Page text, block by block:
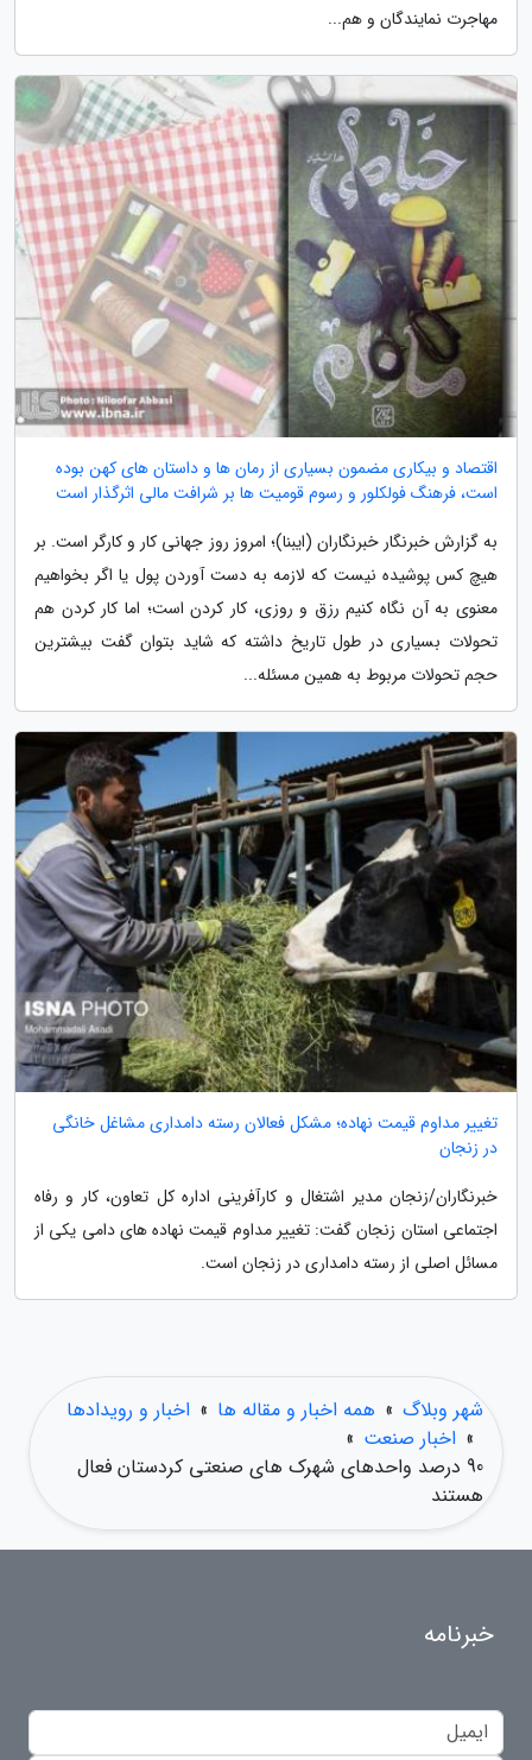
مهاجرت نمایندگان و هم...
اقتصاد و بیکاری مضمون بسیاری از رمان ها و داستان های کهن بوده
است، فرهنگ فولکلور و رسوم قومیت ها بر شرافت مالی اثرگذار است
به گزارش خبرنگار خبرنگاران (ایبنا)؛ امروز روز جهانی کار و کارگر است. بر
هیچ کس پوشیده نیست که لازمه به دست آوردن پول یا اگر بخواهیم
معنوی به آن نگاه کنیم رزق و روزی، کار کردن است؛ اما کار کردن هم
تحولات بسیاری در طول تاریخ داشته که شاید بتوان گفت بیشترین
حجم تحولات مربوط به همین مسئله...
تغییر مداوم قیمت نهاده؛ مشکل فعالان رسته دامداری مشاغل خانگی
در زنجان
خبرنگاران/زنجان مدیر اشتغال و کارآفرینی اداره کل تعاون، کار و رفاه
اجتماعی استان زنجان گفت: تغییر مداوم قیمت نهاده های دامی یکی از
مسائل اصلی از رسته دامداری در زنجان است.
شهر وبلاگ » همه اخبار و مقاله ها » اخبار و رویدادها
» اخبار صنعت »
90 درصد واحدهای شهرک های صنعتی کردستان فعال
هستند
خبرنامه